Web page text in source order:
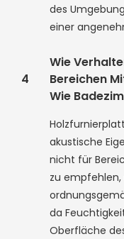
des
einer
4
Wie
Bereichen
Wie
akustische
nicht für
zu empfehlen,
da
Oberfläche